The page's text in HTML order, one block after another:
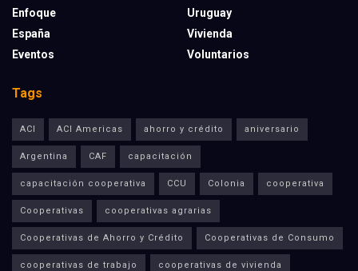
Enfoque
España
Eventos
Uruguay
Vivienda
Voluntarios
Tags
ACI ACI Americas ahorro y crédito aniversario
Argentina CAF capacitación
capacitación cooperativa CCU Colonia cooperativa
Cooperativas cooperativas agrarias
Cooperativas de Ahorro y Crédito Cooperativas de Consumo
cooperativas de trabajo cooperativas de vivienda